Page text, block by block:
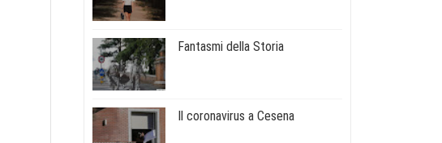
Fantasmi della Storia
Il coronavirus a Cesena